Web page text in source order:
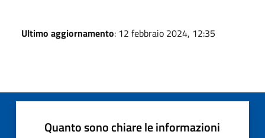
Ultimo aggiornamento: 12 febbraio 2024, 12:35
Quanto sono chiare le informazioni